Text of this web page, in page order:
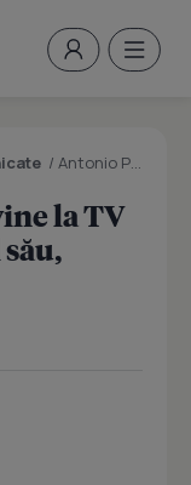
/ Antonio Passarelli revine la TV Paprika alături de fiul său, Michael
la TV